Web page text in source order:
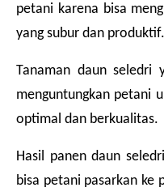
petani karena bisa
yang subur dan produktif.
Tanaman daun seledri
menguntungkan petani
optimal dan berkualitas.
Hasil panen daun
bisa petani pasarkan ke